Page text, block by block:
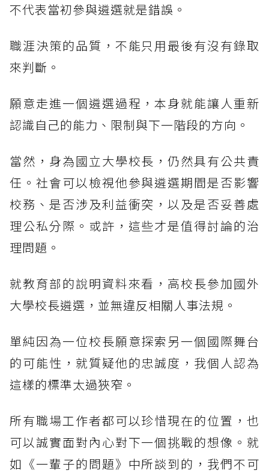
不代表當初參與遴選就是錯誤。
職涯決策的品質，不能只用最後有沒有錄取
來判斷。
願意走進一個遴選過程，本身就能讓人重新
認識自己的能力、限制與下一階段的方向。
當然，身為國立大學校長，仍然具有公共責
任。社會可以檢視他參與遴選期間是否影響
校務、是否涉及利益衝突，以及是否妥善處
理公私分際。或許，這些才是值得討論的治
理問題。
就教育部的說明資料來看，高校長參加國外
大學校長遴選，並無違反相關人事法規。
單純因為一位校長願意探索另一個國際舞台
的可能性，就質疑他的忠誠度，我個人認為
這樣的標準太過狹窄。
所有職場工作者都可以珍惜現在的位置，也
可以誠實面對內心對下一個挑戰的想像。就
如《一輩子的問題》中所談到的，我們不可